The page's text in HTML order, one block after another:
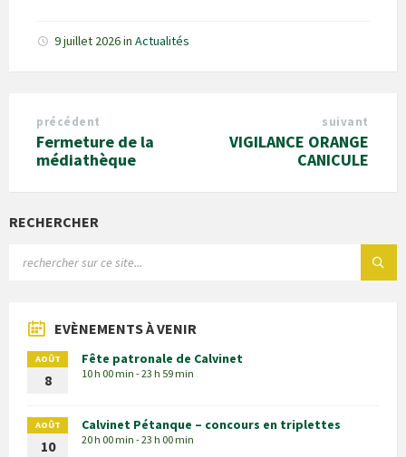
9 juillet 2026in Actualités
précédent
Fermeture de la
médiathèque
suivant
VIGILANCE ORANGE
CANICULE
RECHERCHER
EVÈNEMENTS À VENIR
AOÛT
8
Fête patronale de Calvinet
10 h 00 min - 23 h 59 min
AOÛT
10
Calvinet Pétanque – concours en triplettes
20 h 00 min - 23 h 00 min